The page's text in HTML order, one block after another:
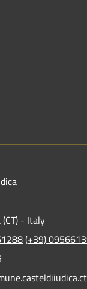
- Italy
(+39)